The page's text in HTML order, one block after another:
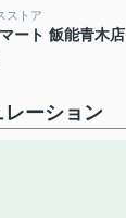
ストア
ート 飯能青木店
ーション